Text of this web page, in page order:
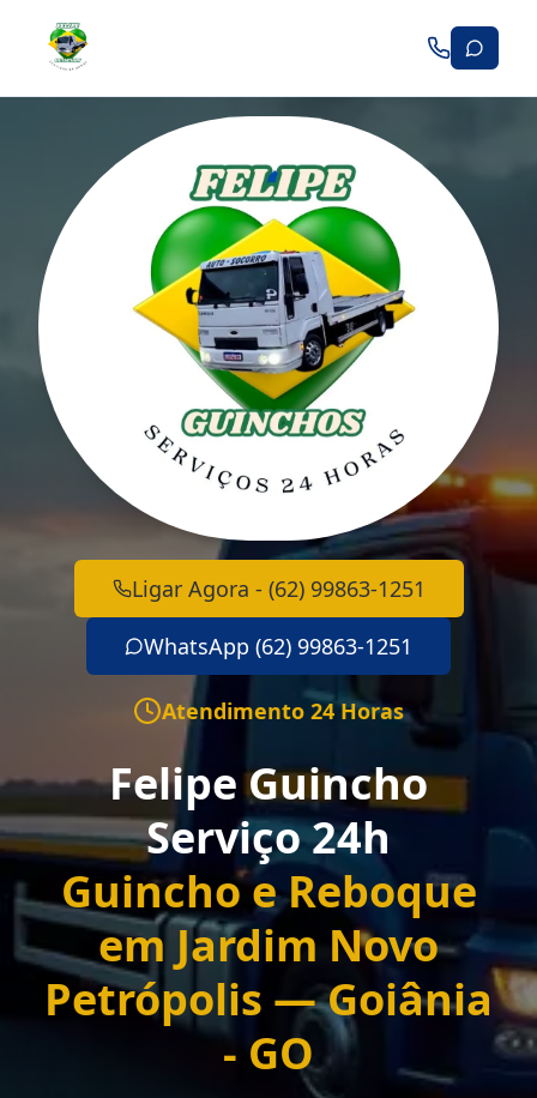
Ligar Agora - (62) 99863-1251
WhatsApp (62) 99863-1251
Atendimento 24 Horas
Felipe Guincho
Serviço 24h
Guincho e Reboque
em Jardim Novo
Petrópolis — Goiânia
- GO